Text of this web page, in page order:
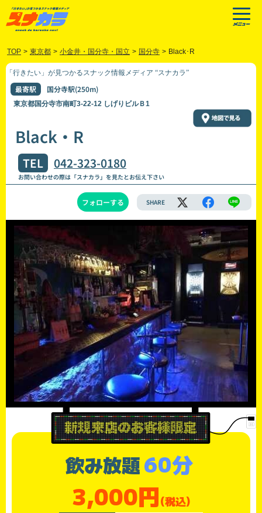
TOP > 東京都 > 小金井・国分寺・国立 > 国分寺 > Black･R
「行きたい」が見つかるスナック情報メディア “スナカラ”
最寄駅 国分寺駅(250m)
東京都国分寺市南町3-22-12 しげりビルＢ1
Black・R
TEL 042-323-0180
お問い合わせの際は「スナカラ」を見たとお伝え下さい
フォローする SHARE
飲み放題60分
3,000円(税込)